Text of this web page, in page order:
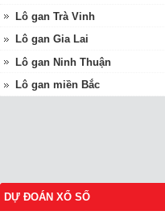
Lô gan Trà Vinh
Lô gan Gia Lai
Lô gan Ninh Thuận
Lô gan miền Bắc
DỰ ĐOÁN XỔ SỐ